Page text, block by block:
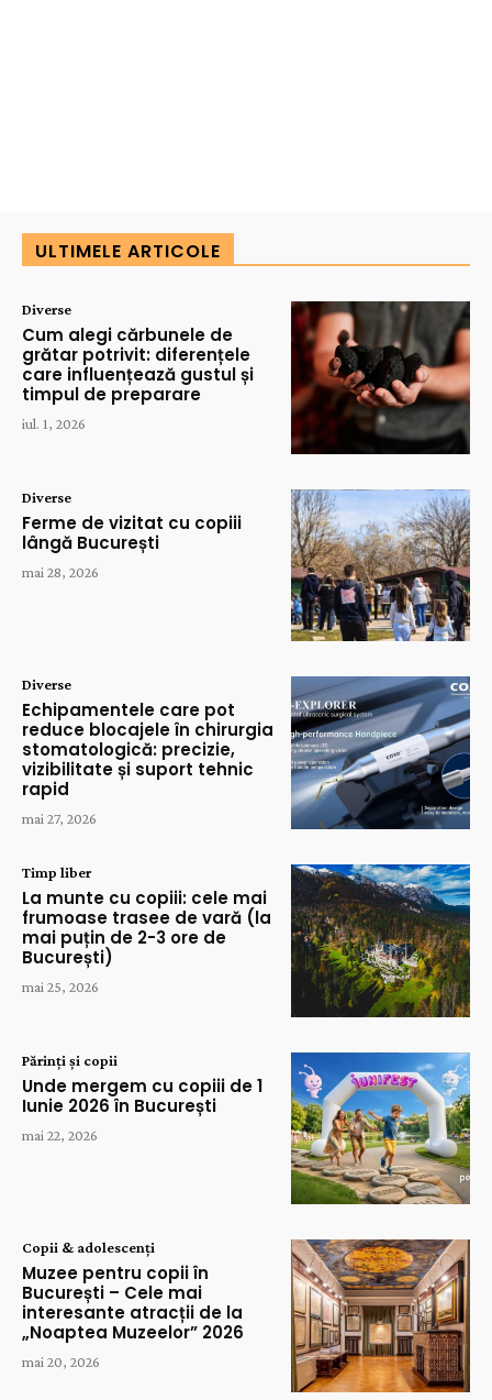
ULTIMELE ARTICOLE
Diverse
Cum alegi cărbunele de
grătar potrivit: diferențele
care influențează gustul și
timpul de preparare
iul. 1, 2026
Diverse
Ferme de vizitat cu copiii
lângă București
mai 28, 2026
Diverse
Echipamentele care pot
reduce blocajele în chirurgia
stomatologică: precizie,
vizibilitate și suport tehnic
rapid
mai 27, 2026
Timp liber
La munte cu copiii: cele mai
frumoase trasee de vară (la
mai puțin de 2-3 ore de
București)
mai 25, 2026
Părinți și copii
Unde mergem cu copiii de 1
Iunie 2026 în București
mai 22, 2026
Copii & adolescenți
Muzee pentru copii în
București – Cele mai
interesante atracții de la
„Noaptea Muzeelor” 2026
mai 20, 2026